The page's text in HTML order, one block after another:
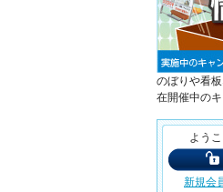
のぼりや看
在開催中の
よう
新規会